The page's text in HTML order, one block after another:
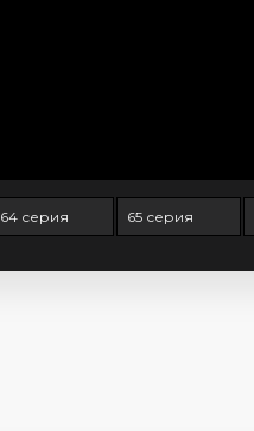
64 серия 65 серия